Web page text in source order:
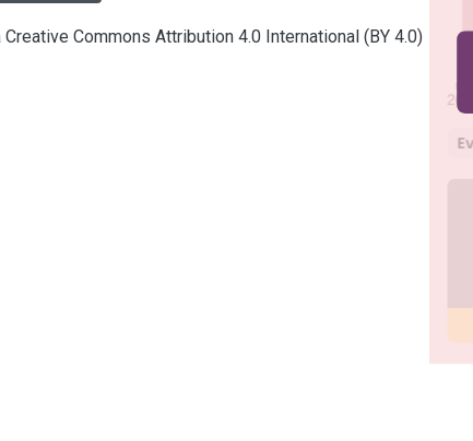
Commons Attribution 4.0 International (BY 4.0)